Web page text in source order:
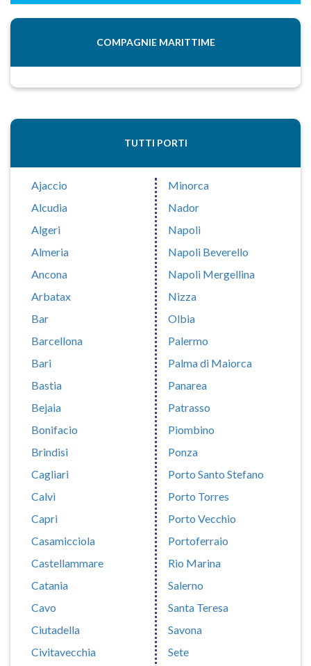
COMPAGNIE MARITTIME
TUTTI PORTI
Ajaccio
Alcudia
Algeri
Almeria
Ancona
Arbatax
Bar
Barcellona
Bari
Bastia
Bejaia
Bonifacio
Brindisi
Cagliari
Calvì
Capri
Casamicciola
Castellammare
Catania
Cavo
Ciutadella
Civitavecchia
Minorca
Nador
Napoli
Napoli Beverello
Napoli Mergellina
Nizza
Olbia
Palermo
Palma di Maiorca
Panarea
Patrasso
Piombino
Ponza
Porto Santo Stefano
Porto Torres
Porto Vecchio
Portoferraio
Rio Marina
Salerno
Santa Teresa
Savona
Sete